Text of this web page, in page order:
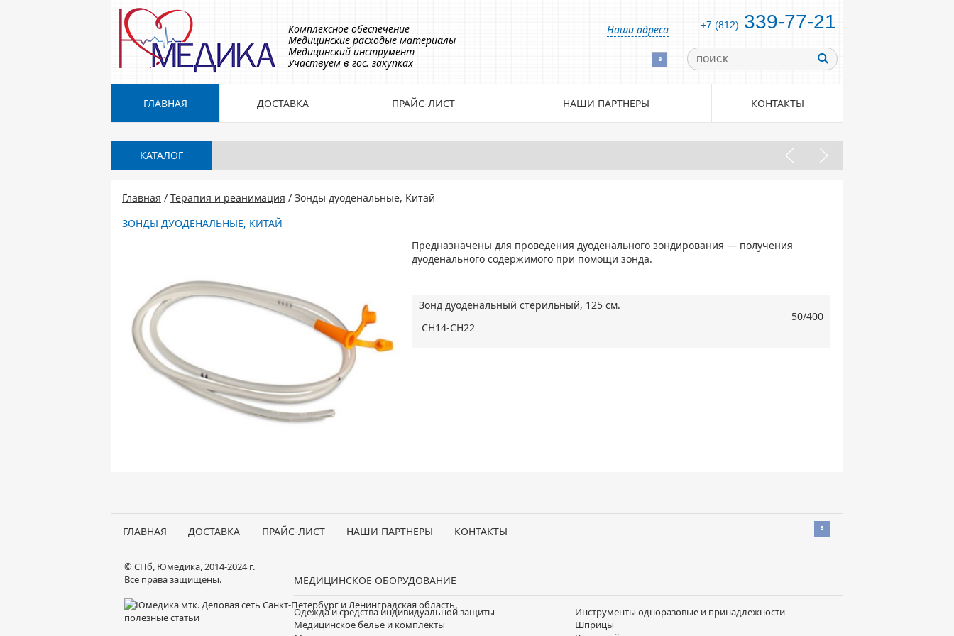
КАТАЛОГ
Главная / Терапия и реанимация / Зонды дуоденальные, Китай
ЗОНДЫ ДУОДЕНАЛЬНЫЕ, КИТАЙ
Предназначены для проведения дуоденального зондирования — получения
дуоденального содержимого при помощи зонда.
Зонд дуоденальный стерильный, 125 см.
СН14-СН22
50/400
Комплексное обеспечение
Медицинские расходые материалы
Медицинский инструмент
Участвуем в гос. закупках
+7 (812) 339-77-21
Вконтакте
Наши адреса
ГЛАВНАЯ ДОСТАВКА ПРАЙС-ЛИСТ НАШИ ПАРТНЕРЫ КОНТАКТЫ
ГЛАВНАЯ ДОСТАВКА ПРАЙС-ЛИСТ НАШИ ПАРТНЕРЫ КОНТАКТЫ
© СПб, Юмедика, 2014-2024 г.
Все права защищены.
полезные статьи
МЕДИЦИНСКОЕ ОБОРУДОВАНИЕ
Одежда и средства индивидуальной защиты
Медицинское белье и комплекты
Инструменты одноразовые и принадлежности
Шприцы